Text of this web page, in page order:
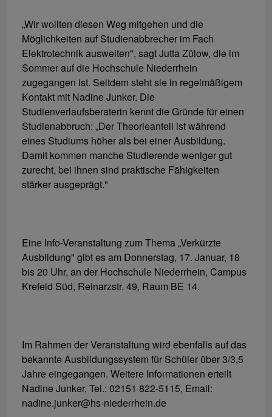
„Wir wollten diesen Weg mitgehen und die
Möglichkeiten auf Studienabbrecher im Fach
Elektrotechnik ausweiten", sagt Jutta Zülow, die im
Sommer auf die Hochschule Niederrhein
zugegangen ist. Seitdem steht sie in regelmäßigem
Kontakt mit Nadine Junker. Die
Studienverlaufsberaterin kennt die Gründe für einen
Studienabbruch: „Der Theorieanteil ist während
eines Studiums höher als bei einer Ausbildung.
Damit kommen manche Studierende weniger gut
zurecht, bei ihnen sind praktische Fähigkeiten
stärker ausgeprägt."
Eine Info-Veranstaltung zum Thema „Verkürzte
Ausbildung" gibt es am Donnerstag, 17. Januar, 18
bis 20 Uhr, an der Hochschule Niederrhein, Campus
Krefeld Süd, Reinarzstr. 49, Raum BE 14.
Im Rahmen der Veranstaltung wird ebenfalls auf das
bekannte Ausbildungssystem für Schüler über 3/3,5
Jahre eingegangen. Weitere Informationen erteilt
Nadine Junker, Tel.: 02151 822-5115, Email:
nadine.junker@hs-niederrhein.de